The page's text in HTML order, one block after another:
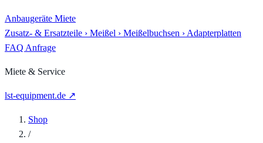
Anbaugeräte Miete
Zusatz- & Ersatzteile › Meißel › Meißelbuchsen › Adapterplatten
FAQ Anfrage
Miete & Service
lst-equipment.de ↗
Shop
/